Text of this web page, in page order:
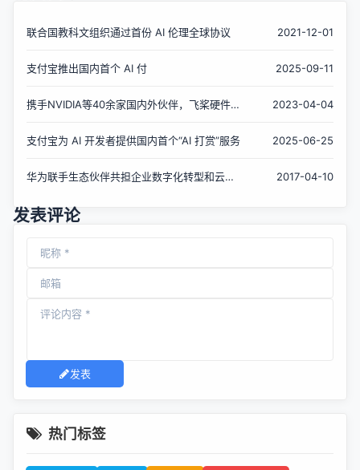
联合国教科文组织通过首份 AI 伦理全球协议 2021-12-01
支付宝推出国内首个 AI 付 2025-09-11
携手NVIDIA等40余家国内外伙伴，飞桨硬件生
2023-04-04
支付宝为 AI 开发者提供国内首个“AI 打赏”服务 2025-06-25
华为联手生态伙伴共担企业数字化转型和云化
2017-04-10
发表评论
发表
热门标签